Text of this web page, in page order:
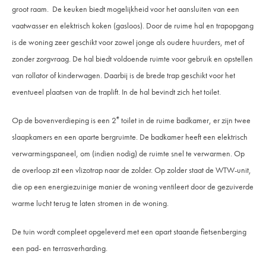
groot raam. De keuken biedt mogelijkheid voor het aansluiten van een
vaatwasser en elektrisch koken (gasloos). Door de ruime hal en trapopgang
is de woning zeer geschikt voor zowel jonge als oudere huurders, met of
zonder zorgvraag. De hal biedt voldoende ruimte voor gebruik en opstellen
van rollator of kinderwagen. Daarbij is de brede trap geschikt voor het
eventueel plaatsen van de traplift. In de hal bevindt zich het toilet.
Op de bovenverdieping is een 2e toilet in de ruime badkamer, er zijn twee
slaapkamers en een aparte bergruimte. De badkamer heeft een elektrisch
verwarmingspaneel, om (indien nodig) de ruimte snel te verwarmen. Op
de overloop zit een vlizotrap naar de zolder. Op zolder staat de WTW-unit,
die op een energiezuinige manier de woning ventileert door de gezuiverde
warme lucht terug te laten stromen in de woning.
De tuin wordt compleet opgeleverd met een apart staande fietsenberging
een pad- en terrasverharding.